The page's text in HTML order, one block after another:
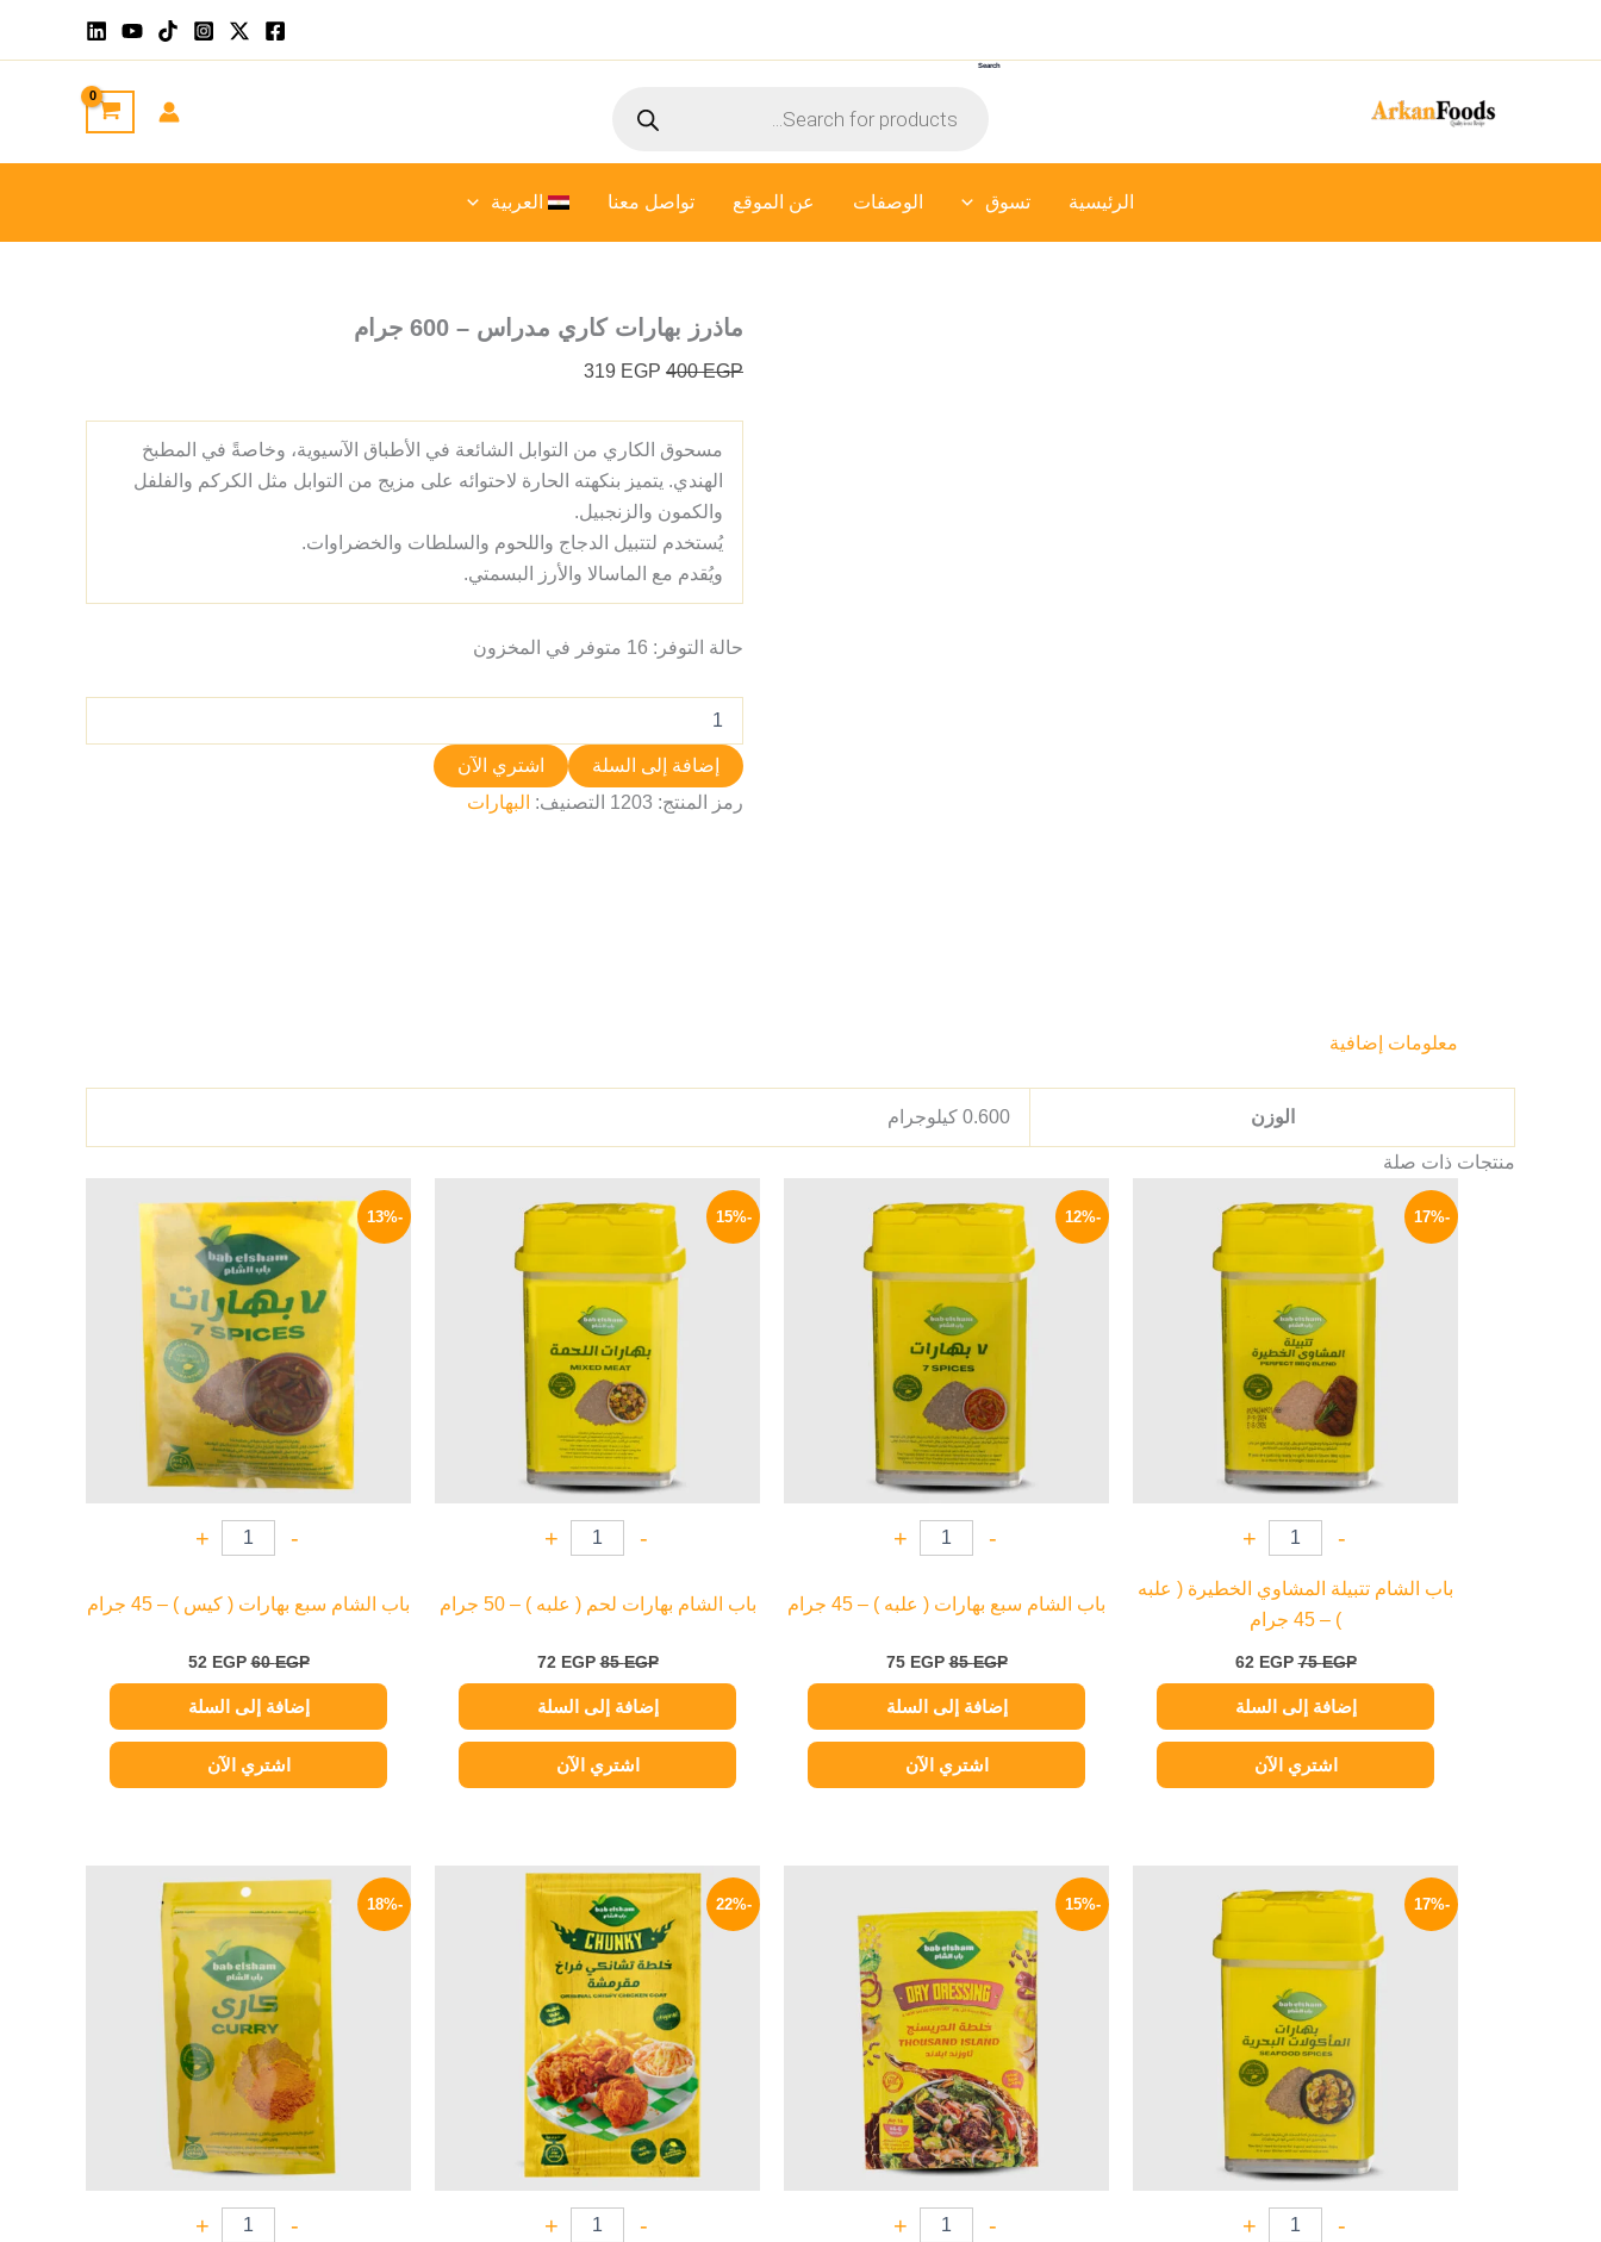
Search
search
الرئيسية تسوق الوصفات عن الموقع تواصل معنا العربية
ماذرز بهارات كاري مدراس – 600 جرام
400EGP
400 EGP.
319 EGP
مسحوق الكاري من التوابل الشائعة في الأطباق الآسيوية، وخاصةً في المطبخ
الهندي. يتميز بنكهته الحارة لاحتوائه على مزيج من التوابل مثل الكركم والفلفل
والكمون والزنجبيل.
يُستخدم لتتبيل الدجاج واللحوم والسلطات والخضراوات.
ويُقدم مع الماسالا والأرز البسمتي.
حالة التوفر: 16 متوفر في المخزون
بهارات
إضافة إلى السلة
اشتري الآن
رمز المنتج: 1203 التصنيف: البهارات
معلومات إضافية
الوزن 0.600 كيلوجرام
منتجات ذات صلة
-17%
-
+
باب الشام تتبيلة المشاوي الخطيرة ( علبه
) – 45 جرام
75EGP
الأصلي
62 EGP
الحالي
هو:
62 EGP.
إضافة إلى السلة
اشتري الآن
-12%
-
+
باب الشام سبع بهارات ( علبه ) – 45 جرام
85EGP
الأصلي
75 EGP
الحالي
هو:
75 EGP.
إضافة إلى السلة
اشتري الآن
-15%
-
+
باب الشام بهارات لحم ( علبه ) – 50 جرام
85EGP
الأصلي
72 EGP
الحالي
هو:
72 EGP.
إضافة إلى السلة
اشتري الآن
-13%
-
+
باب الشام سبع بهارات ( كيس ) – 45 جرام
60EGP
الأصلي
هو:
60 EGP.
52 EGP
الحالي
إضافة إلى السلة
اشتري الآن
-17%
-
+
الأصلي الحالي
هو:
50 EGP.
-15%
-
+
هو:
20 EGP.
هو:
17 EGP.
-22%
-
+
السعر
الأصلي
هو:
45 EGP.
السعر
الحالي
-18%
-
+
الأصلي
هو:
55 EGP.
الحالي
هو:
45 EGP.